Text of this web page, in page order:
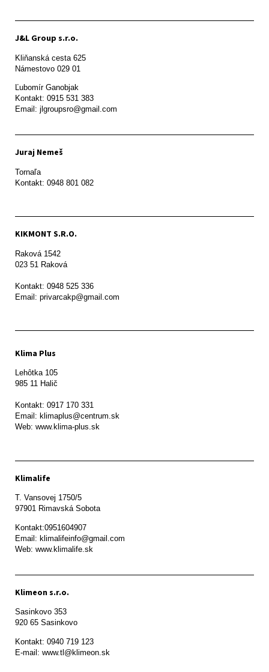
J&L Group s.r.o.
Kliňanská cesta 625
Námestovo 029 01
Ľubomír Ganobjak
Kontakt: 0915 531 383
Email: jlgroupsro@gmail.com
Juraj Nemeš
Tornaľa
Kontakt: 0948 801 082
KIKMONT S.R.O.
Raková 1542
023 51 Raková
Kontakt: 0948 525 336
Email: privarcakp@gmail.com
Klima Plus
Lehôtka 105
985 11 Halič
Kontakt: 0917 170 331
Email: klimaplus@centrum.sk
Klimalife
T. Vansovej 1750/5
97901 Rimavská Sobota
Kontakt:0951604907
Email: klimalifeinfo@gmail.com
Web: www.klimalife.sk
Klimeon s.r.o.
Sasinkovo 353
920 65 Sasinkovo
Kontakt: 0940 719 123
E-mail: www.tl@klimeon.sk